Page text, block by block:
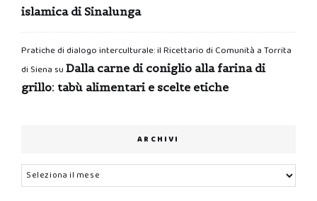
islamica di Sinalunga
Pratiche di dialogo interculturale: il Ricettario di Comunità a Torrita
di Siena su Dalla carne di coniglio alla farina di
grillo: tabù alimentari e scelte etiche
ARCHIVI
Archivi